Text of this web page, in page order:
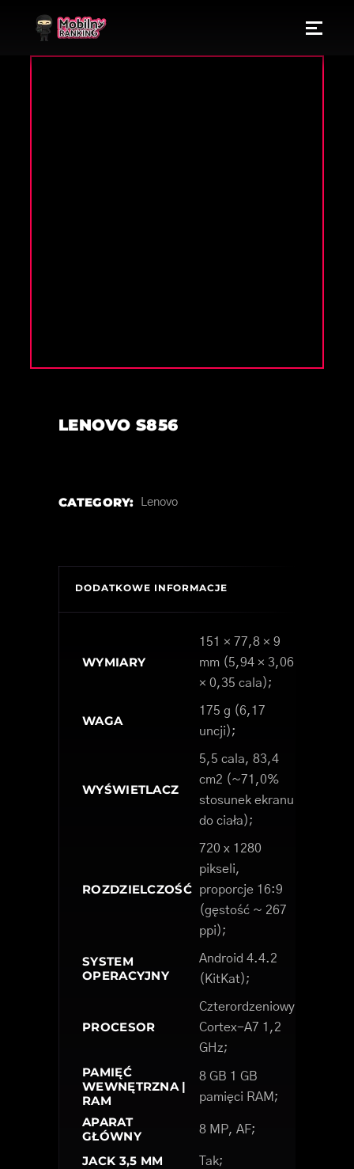
LENOVO S856
CATEGORY: Lenovo
DODATKOWE INFORMACJE
WYMIARY
151 × 77,8 × 9
mm (5,94 × 3,06
× 0,35 cala);
WAGA
175 g (6,17
uncji);
WYŚWIETLACZ
5,5 cala, 83,4
cm2 (~71,0%
stosunek ekranu
do ciała);
ROZDZIELCZOŚĆ
720 x 1280
pikseli,
proporcje 16:9
(gęstość ~ 267
ppi);
SYSTEM
OPERACYJNY
Android 4.4.2
(KitKat);
PROCESOR
Czterordzeniowy
Cortex-A7 1,2
GHz;
PAMIĘĆ
WEWNĘTRZNA |
RAM
8 GB 1 GB
pamięci RAM;
APARAT
GŁÓWNY
8 MP, AF;
JACK 3,5 MM Tak;